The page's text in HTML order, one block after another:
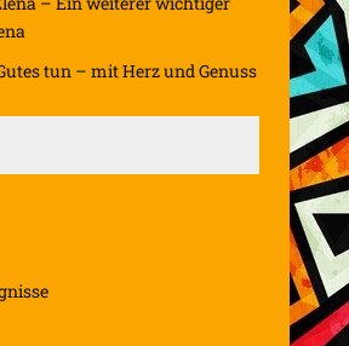
tun – mit Herz und Genuss